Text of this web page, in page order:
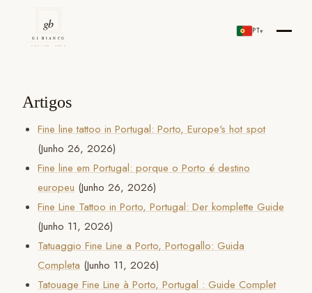
content
Gi Bianco Tattoo Porto
PT▾
Artigos
Fine line tattoo in Portugal: Porto, Europe's hot spot
(Junho 26, 2026)
Fine line em Portugal: porque o Porto é destino
europeu (Junho 26, 2026)
Fine Line Tattoo in Porto, Portugal: Der komplette Guide
(Junho 11, 2026)
Tatuaggio Fine Line a Porto, Portogallo: Guida
Completa (Junho 11, 2026)
Tatouage Fine Line à Porto, Portugal : Guide Complet